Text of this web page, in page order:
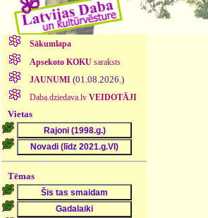
Sākumlapa
Apsekoto KOKUsaraksts
JAUNUMI (01.08.2026.)
Daba.dziedava.lv VEIDOTĀJI
Vietas
Tēmas